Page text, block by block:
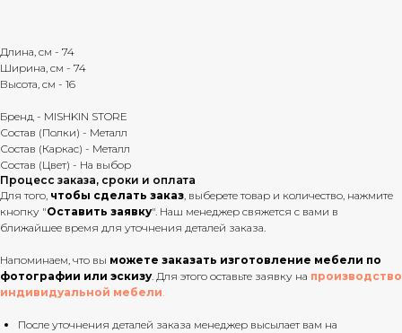
Длина, см - 74
Ширина, см - 74
Высота, см - 16
Бренд - MISHKIN STORE
Состав (Полки) - Металл
Состав (Каркас) - Металл
Состав (Цвет) - На выбор
Процесс заказа, сроки и оплата
Для того, чтобы сделать заказ, выберете товар и количество, нажмите
кнопку "Оставить заявку". Наш менеджер свяжется с вами в
ближайшее время для уточнения деталей заказа.
Напоминаем, что вы можете заказать изготовление мебели по
фотографии или эскизу. Для этого оставьте заявку на производство
индивидуальной мебели.
После уточнения деталей заказа менеджер высылает вам на